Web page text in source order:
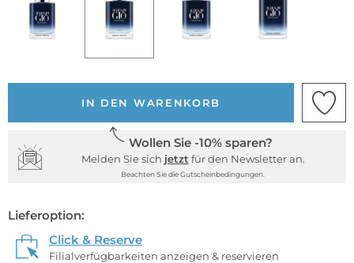
IN DEN WARENKORB
Wollen Sie -10% sparen?
Melden Sie sich jetzt für den Newsletter an.
Beachten Sie die Gutscheinbedingungen.
Lieferoption:
Click & Reserve
Filialverfügbarkeiten anzeigen & reservieren